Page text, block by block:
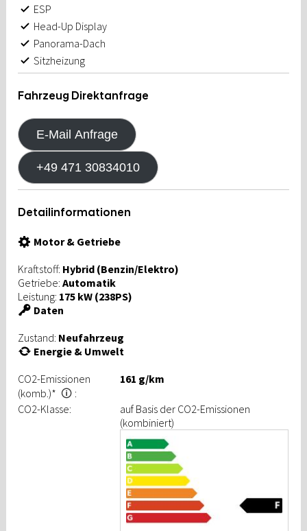
ESP
Head-Up Display
Panorama-Dach
Sitzheizung
Fahrzeug Direktanfrage
E-Mail Anfrage
+49 471 30834010
Detailinformationen
Motor & Getriebe
Kraftstoff: Hybrid (Benzin/Elektro)
Getriebe: Automatik
Leistung: 175 kW (238PS)
Daten
Zustand: Neufahrzeug
Energie & Umwelt
CO2-Emissionen
(komb.)* 🛈 :
161 g/km
CO2-Klasse:
auf Basis der CO2-Emissionen
(kombiniert)